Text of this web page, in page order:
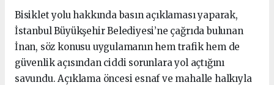
Bisiklet yolu hakkında basın açıklaması yaparak,
İstanbul Büyükşehir Belediyesi’ne çağrıda bulunan
İnan, söz konusu uygulamanın hem trafik hem de
güvenlik açısından ciddi sorunlara yol açtığını
savundu. Açıklama öncesi esnaf ve mahalle halkıyla